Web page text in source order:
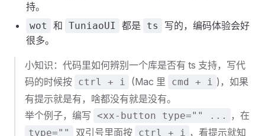
持。
wot 和 TuniaoUI 都是 ts
写的，编码体验会好
很多。
小知识：代码里如何辨别一个库是否有 ts 支持，写代
码的时候按 ctrl + i (Mac 里 cmd + i )，如果
有提示就是有，啥都没有就是没有。
举个例子，编写 <xx-button type="" ... ，在
type="" 双引号里面按 ctrl + i ，看提示就知